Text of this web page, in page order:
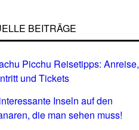
BEITRÄGE
Picchu Reisetipps: Anreise,
und Tickets
Inseln auf den
die man sehen muss!